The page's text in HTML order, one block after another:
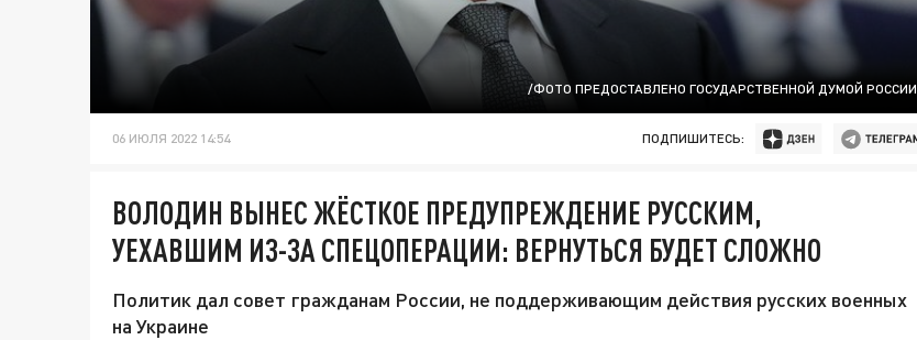
/ФОТО ПРЕДОСТАВЛЕНО ГОСУДАРСТВЕННОЙ ДУМОЙ РОССИИ
06 ИЮЛЯ 2022 14:54 ПОДПИШИТЕСЬ:
ВОЛОДИН ВЫНЕС ЖЁСТКОЕ ПРЕДУПРЕЖДЕНИЕ РУССКИМ,
УЕХАВШИМ ИЗ-ЗА СПЕЦОПЕРАЦИИ: ВЕРНУТЬСЯ БУДЕТ СЛОЖНО
Политик дал совет гражданам России, не поддерживающим действия русских военных
на Украине